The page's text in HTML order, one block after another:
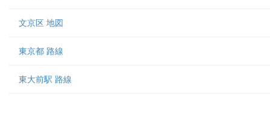
文京区 地図
東京都 路線
東大前駅 路線